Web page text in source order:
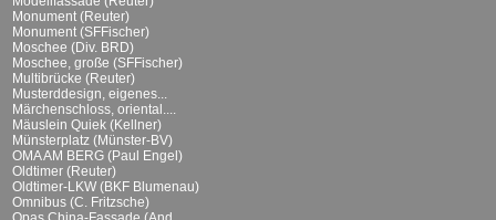
Monument (Reuter)
Monument (SFFischer)
Moschee (Div. BRD)
Moschee, große (SFFischer)
Multibrücke (Reuter)
Musterddesign, eigenes...
Märchenschloss, oriental....
Mäuslein Quiek (Kellner)
Münsterplatz (Münster-BV)
OMA AM BERG (Paul Engel)
Oldtimer (Reuter)
Oldtimer-LKW (BKF Blumenau)
Omnibus (C. Fritzsche)